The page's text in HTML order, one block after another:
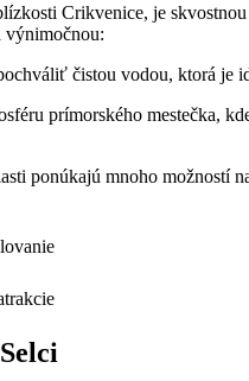
Crikvenice, je
výnimočnou:
čistou vodou, ktorá je
prímorského mestečka,
ponúkajú mnoho možností